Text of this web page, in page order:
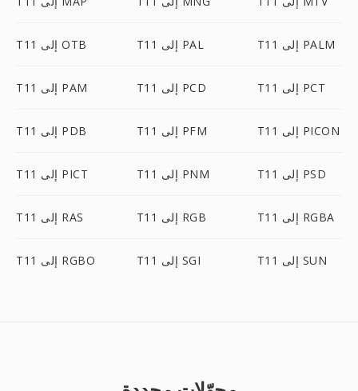
T11 إلى OTB T11 إلى PAL T11 إلى PALM
T11 إلى PAM T11 إلى PCD T11 إلى PCT
T11 إلى PDB T11 إلى PFM T11 إلى PICON
T11 إلى PICT T11 إلى PNM T11 إلى PSD
T11 إلى RAS T11 إلى RGB T11 إلى RGBA
T11 إلى RGBO T11 إلى SGI T11 إلى SUN